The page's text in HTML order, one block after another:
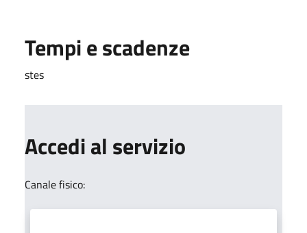
Tempi e scadenze
stes
Accedi al servizio
Canale fisico: